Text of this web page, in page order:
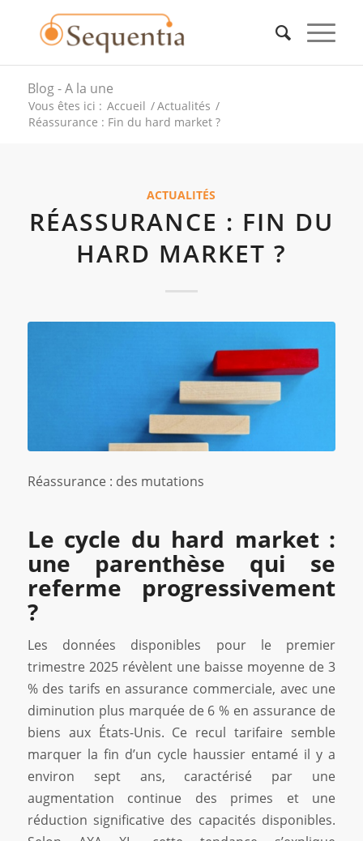
Blog - A la une
Vous êtes ici : Accueil /Actualités /
Réassurance : Fin du hard market ?
ACTUALITÉS
RÉASSURANCE : FIN DU
HARD MARKET ?
Réassurance : des mutations
Le cycle du hard market :
une parenthèse qui se
referme progressivement
?
Les données disponibles pour le premier
trimestre 2025 révèlent une baisse moyenne de 3
% des tarifs en assurance commerciale, avec une
diminution plus marquée de 6 % en assurance de
biens aux États-Unis. Ce recul tarifaire semble
marquer la fin d’un cycle haussier entamé il y a
environ sept ans, caractérisé par une
augmentation continue des primes et une
réduction significative des capacités disponibles.